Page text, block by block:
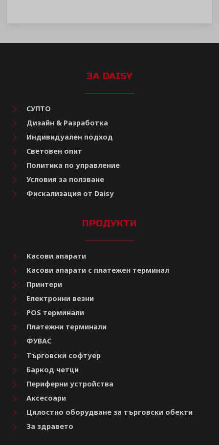
ЗА DAISY
СУПТО
Дизайн & Разработка
Индивидуален подход
Световен опит
Политика по управление
Условия за ползване
Фискализация от Daisy
ПРОДУКТИ
Касови апарати
Касови апарати с платежен терминал
Принтери
Електронни везни
POS терминали
Платежни терминали
ФУВАС
Търговски софтуер
Баркод четци
Периферни устройства
Аксесоари
Цялостно оборудване за търговски обекти
За здравето